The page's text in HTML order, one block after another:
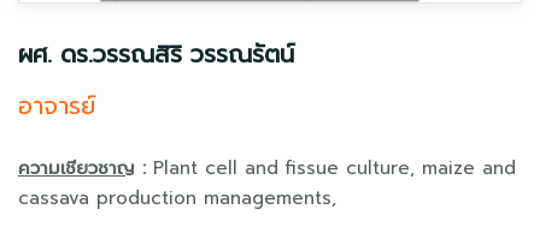
ผศ. ดร.วรรณสิริ วรรณรัตน์
อาจารย์
ความเชียวชาญ : Plant cell and fissue culture, maize and
cassava production managements,